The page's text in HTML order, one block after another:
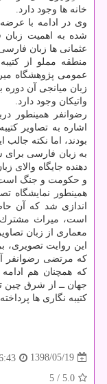
خانه ها وجود دارد.
وی در ادامه با
شده به اهمیت زبان
عثمانی ها زبان
منطقه مملو از
عمومی پژوهشگاه
زبان میانجی آن دوره
واتیكان وجود دارد.
رضوانفر همینطور
اشاره به تصاویر
بودند، اما نكته
به زبان فارسی برای
دهنده جایگاه والای
و حكومت و جنگ
همینطور نمایشگاه
اندازی شد كه آن
است، میراث مشترك
معماری از زبان
این روایت تصویری،
كه مرتضی رضوانفر
كه همچنان هم
جهان ــ از شرق چین
كتیبه نگاری ها
1398/05/19
5.0
/ 5